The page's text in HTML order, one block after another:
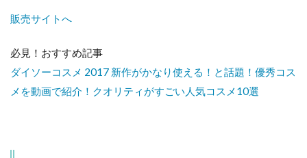
販売サイトへ
必見！おすすめ記事
ダイソーコスメ 2017 新作がかなり使える！と話題！優秀コス
メを動画で紹介！クオリティがすごい人気コスメ10選